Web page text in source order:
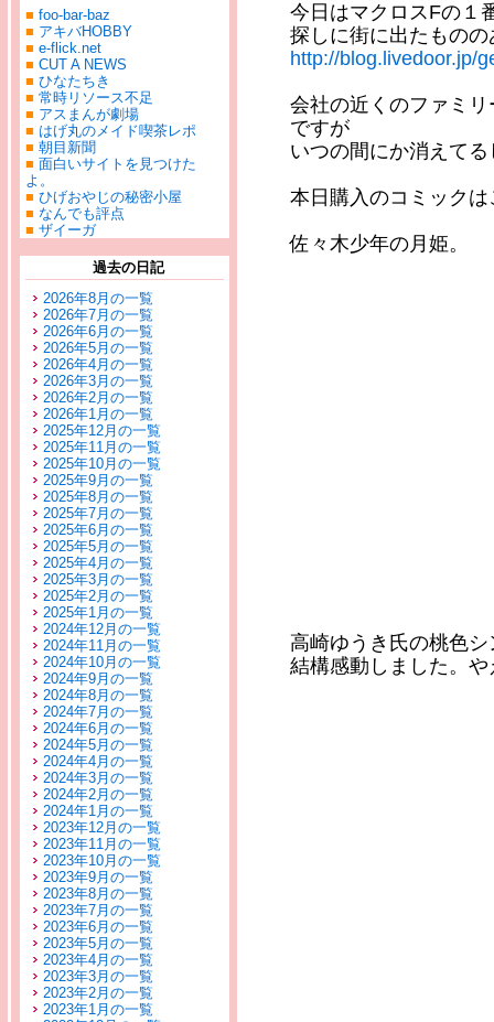
■ foo-bar-baz
■ アキバHOBBY
■ e-flick.net
■ CUT A NEWS
■ ひなたちき
■ 常時リソース不足
■ アスまんが劇場
■ はげ丸のメイド喫茶レポ
■ 朝目新聞
■ 面白いサイトを見つけた
よ。
■ ひげおやじの秘密小屋
■ なんでも評点
■ ザイーガ
過去の日記
2026年8月の一覧
2026年7月の一覧
2026年6月の一覧
2026年5月の一覧
2026年4月の一覧
2026年3月の一覧
2026年2月の一覧
2026年1月の一覧
2025年12月の一覧
2025年11月の一覧
2025年10月の一覧
2025年9月の一覧
2025年8月の一覧
2025年7月の一覧
2025年6月の一覧
2025年5月の一覧
2025年4月の一覧
2025年3月の一覧
2025年2月の一覧
2025年1月の一覧
2024年12月の一覧
2024年11月の一覧
2024年10月の一覧
2024年9月の一覧
2024年8月の一覧
2024年7月の一覧
2024年6月の一覧
2024年5月の一覧
2024年4月の一覧
2024年3月の一覧
2024年2月の一覧
2024年1月の一覧
2023年12月の一覧
2023年11月の一覧
2023年10月の一覧
2023年9月の一覧
2023年8月の一覧
2023年7月の一覧
2023年6月の一覧
2023年5月の一覧
2023年4月の一覧
2023年3月の一覧
2023年2月の一覧
2023年1月の一覧
今日はマクロスFの１
探しに街に出たもの
http://blog.livedoor.jp/
会社の近くのファミ
ですが
いつの間にか消えて
本日購入のコミックは
佐々木少年の月姫。
高崎ゆうき氏の桃色
結構感動しました。